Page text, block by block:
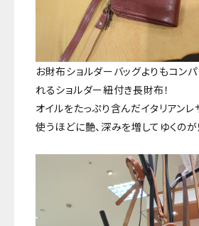
お財布ショルダーバッグよりもコン
れるショルダー紐付き長財布！
オイルをたっぷり含んだイタリアンレ
使うほどに艶、深みを増してゆくのが